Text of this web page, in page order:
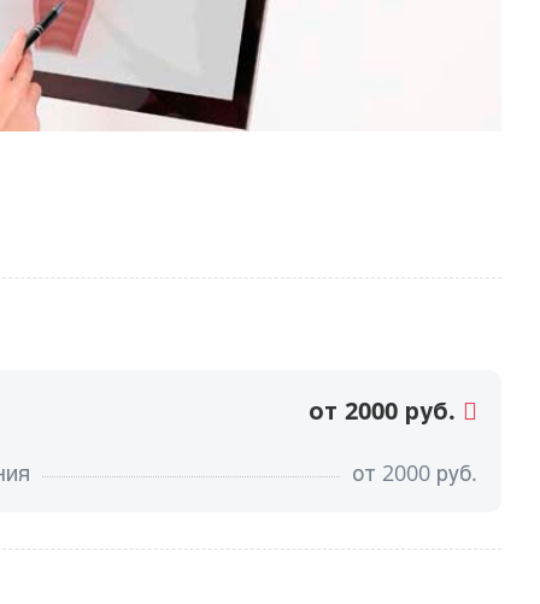
от 2000 руб.
от 2000 руб.